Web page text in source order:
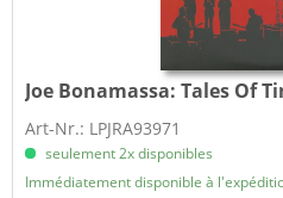
Joe Bonamassa:Tales Of
Art-Nr.: LPJRA93971
seulement 2x disponibles
Immédiatement disponible à